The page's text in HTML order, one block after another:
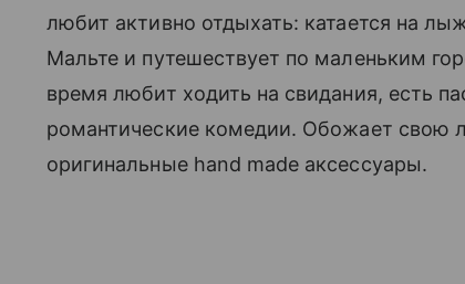
любит активно отдыхать: катается на
Мальте и путешествует по маленьким
время любит ходить на свидания, есть
романтические комедии. Обожает
оригинальные hand made аксессуары.